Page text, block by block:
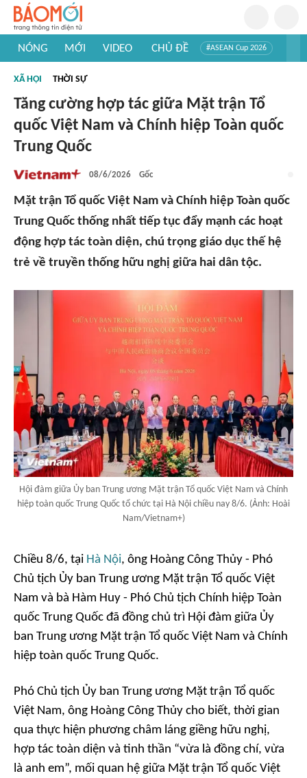
NÓNG MỚI VIDEO CHỦ ĐỀ #ASEAN Cup 2026
#Khám phá thế giới
XÃ HỘI THỜI SỰ
Tăng cường hợp tác giữa Mặt trận Tổ
quốc Việt Nam và Chính hiệp Toàn quốc
Trung Quốc
08/6/2026 Gốc
Mặt trận Tổ quốc Việt Nam và Chính hiệp Toàn quốc
Trung Quốc thống nhất tiếp tục đẩy mạnh các hoạt
động hợp tác toàn diện, chú trọng giáo dục thế hệ
trẻ về truyền thống hữu nghị giữa hai dân tộc.
Hội đàm giữa Ủy ban Trung ương Mặt trận Tổ quốc Việt Nam và Chính
hiệp toàn quốc Trung Quốc tổ chức tại Hà Nội chiều nay 8/6. (Ảnh: Hoài
Nam/Vietnam+)
Chiều 8/6, tại Hà Nội, ông Hoàng Công Thủy - Phó
Chủ tịch Ủy ban Trung ương Mặt trận Tổ quốc Việt
Nam và bà Hàm Huy - Phó Chủ tịch Chính hiệp Toàn
quốc Trung Quốc đã đồng chủ trì Hội đàm giữa Ủy
ban Trung ương Mặt trận Tổ quốc Việt Nam và Chính
hiệp toàn quốc Trung Quốc.
Phó Chủ tịch Ủy ban Trung ương Mặt trận Tổ quốc
Việt Nam, ông Hoàng Công Thủy cho biết, thời gian
qua thực hiện phương châm láng giềng hữu nghị,
hợp tác toàn diện và tinh thần “vừa là đồng chí, vừa
là anh em”, mối quan hệ giữa Mặt trận Tổ quốc Việt